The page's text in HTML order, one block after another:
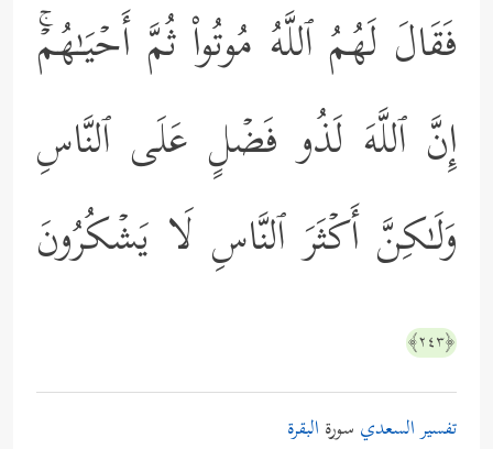
فَقَالَ لَهُمُ ٱللَّهُ مُوتُواْ ثُمَّ أَحۡیَـٰهُمۡۚ
إِنَّ ٱللَّهَ لَذُو فَضۡلٍ عَلَى ٱلنَّاسِ
وَلَـٰكِنَّ أَكۡثَرَ ٱلنَّاسِ لَا یَشۡكُرُونَ
﴿٢٤٣﴾
تفسير السعدي سورة البقرة